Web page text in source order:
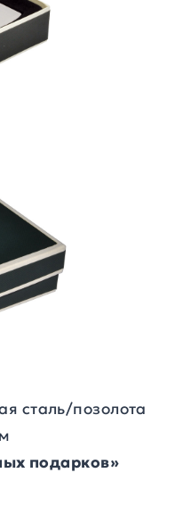
сталь/позолота
подарков»